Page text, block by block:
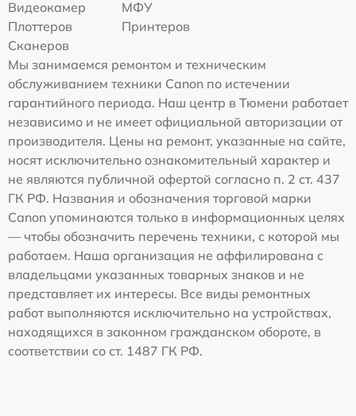
Видеокамер
МФУ
Плоттеров
Принтеров
Сканеров
Мы занимаемся ремонтом и техническим
обслуживанием техники Canon по истечении
гарантийного периода. Наш центр в Тюмени работает
независимо и не имеет официальной авторизации от
производителя. Цены на ремонт, указанные на сайте,
носят исключительно ознакомительный характер и
не являются публичной офертой согласно п. 2 ст. 437
ГК РФ. Названия и обозначения торговой марки
Canon упоминаются только в информационных целях
— чтобы обозначить перечень техники, с которой мы
работаем. Наша организация не аффилирована с
владельцами указанных товарных знаков и не
представляет их интересы. Все виды ремонтных
работ выполняются исключительно на устройствах,
находящихся в законном гражданском обороте, в
соответствии со ст. 1487 ГК РФ.